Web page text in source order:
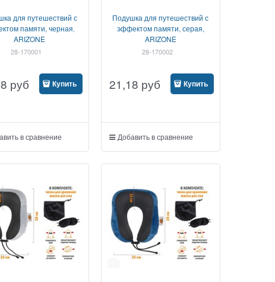
для путешествий с
памяти, черная,
ARIZONE
28-170001
руб Купить
в сравнение
Подушка для путешествий с
эффектом памяти, серая,
ARIZONE
28-170002
21,18 руб Купить
Добавить в сравнение